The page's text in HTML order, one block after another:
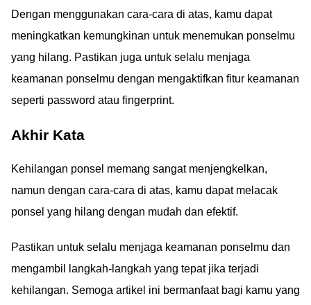
Dengan menggunakan cara-cara di atas, kamu dapat
meningkatkan kemungkinan untuk menemukan ponselmu
yang hilang. Pastikan juga untuk selalu menjaga
keamanan ponselmu dengan mengaktifkan fitur keamanan
seperti password atau fingerprint.
Akhir Kata
Kehilangan ponsel memang sangat menjengkelkan,
namun dengan cara-cara di atas, kamu dapat melacak
ponsel yang hilang dengan mudah dan efektif.
Pastikan untuk selalu menjaga keamanan ponselmu dan
mengambil langkah-langkah yang tepat jika terjadi
kehilangan. Semoga artikel ini bermanfaat bagi kamu yang